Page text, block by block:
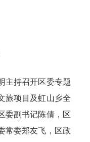
持召开区委专题
旅项目及虹山乡全
委副书记陈倩，区
常委郑友飞，区政